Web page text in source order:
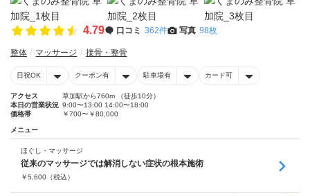
4.79 口コミ 362件 写真 98枚
整体 マッサージ 接骨・整骨
日祝OK クーポン有 駐車場有 カード可
アクセス
草加駅から760m （徒歩10分）
本日の営業状況 9:00〜13:00 14:00〜18:00
価格帯
￥700〜￥80,000
メニュー
ほぐし・マッサージ
従来のマッサージでは解消しない症状の根本施術
￥5,600 （税込）